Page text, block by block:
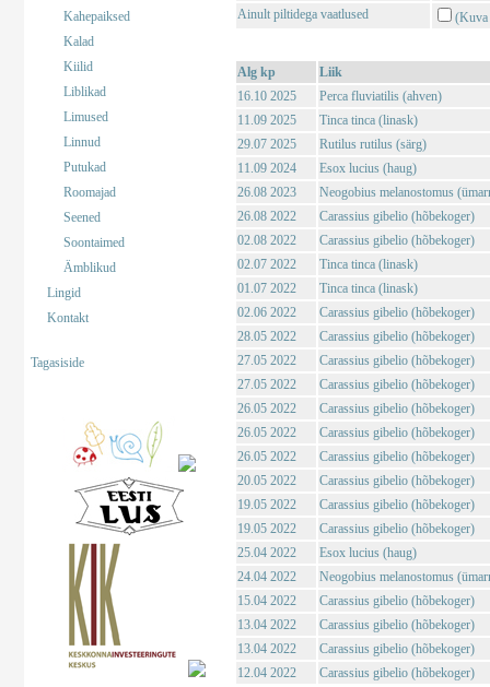
Kahepaiksed
Kalad
Kiilid
Liblikad
Limused
Linnud
Putukad
Roomajad
Seened
Soontaimed
Ämblikud
Lingid
Kontakt
Tagasiside
Ainult piltidega vaatlused
(Kuva
Alg kp
Liik
16.10 2025
Perca fluviatilis (ahven)
11.09 2025
Tinca tinca (linask)
29.07 2025
Rutilus rutilus (särg)
11.09 2024
Esox lucius (haug)
26.08 2023
Neogobius melanostomus
26.08 2022
Carassius gibelio (hõbekoger)
02.08 2022
Carassius gibelio (hõbekoger)
02.07 2022
Tinca tinca (linask)
01.07 2022
Tinca tinca (linask)
02.06 2022
Carassius gibelio (hõbekoger)
28.05 2022
Carassius gibelio (hõbekoger)
27.05 2022
Carassius gibelio (hõbekoger)
27.05 2022
Carassius gibelio (hõbekoger)
26.05 2022
Carassius gibelio (hõbekoger)
26.05 2022
Carassius gibelio (hõbekoger)
26.05 2022
Carassius gibelio (hõbekoger)
20.05 2022
Carassius gibelio (hõbekoger)
19.05 2022
Carassius gibelio (hõbekoger)
19.05 2022
Carassius gibelio (hõbekoger)
25.04 2022
Esox lucius (haug)
24.04 2022
Neogobius melanostomus
15.04 2022
Carassius gibelio (hõbekoger)
13.04 2022
Carassius gibelio (hõbekoger)
13.04 2022
Carassius gibelio (hõbekoger)
12.04 2022
Carassius gibelio (hõbekoger)